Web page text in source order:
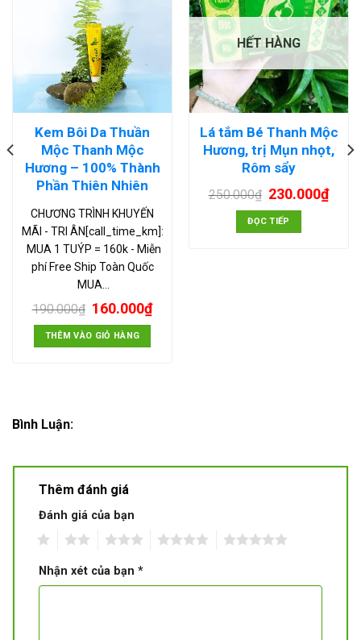
Kem Bôi Da Thuần
Mộc Thanh Mộc
Hương – 100% Thành
Phần Thiên Nhiên
CHƯƠNG TRÌNH KHUYẾN
MÃI - TRI ÂN[call_time_km]:
MUA 1 TUÝP = 160k - Miễn
phí Free Ship Toàn Quốc
MUA…
190.000₫ 160.000₫
THÊM VÀO GIỎ HÀNG
HẾT HÀNG
Lá tắm Bé Thanh Mộc
Hương, trị Mụn nhọt,
Rôm sẩy
250.000₫ 230.000₫
ĐỌC TIẾP
Bình Luận:
Thêm đánh giá
Đánh giá của bạn
Nhận xét của bạn *